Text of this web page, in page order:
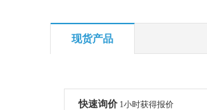
现货产品
快速询价 1小时获得报价